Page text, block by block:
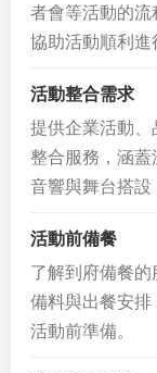
者會等活動的流
協助活動順利進
活動整合需求
提供企業活動、
整合服務，涵
音響與舞台搭設
活動前備餐
了解到府備餐的
備料與出餐安排
活動前準備。